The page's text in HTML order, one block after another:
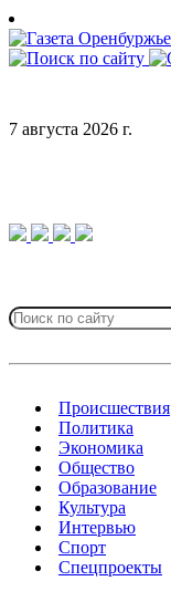
Skip
to
content
7 августа 2026 г.
for:
Происшествия
Политика
Экономика
Общество
Образование
Культура
Интервью
Спорт
Спецпроекты